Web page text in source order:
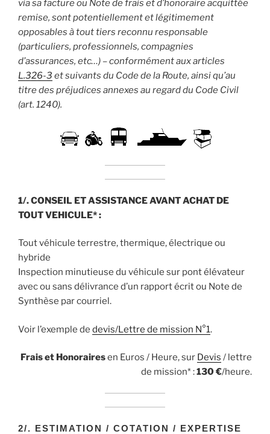
via sa facture ou Note de frais et d’honoraire acquittée
remise, sont potentiellement et légitimement
opposables à tout tiers reconnu responsable
(particuliers, professionnels, compagnies
d’assurances, etc…) – conformément aux articles
L.326-3 et suivants du Code de la Route, ainsi qu’au
titre des préjudices annexes au regard du Code Civil
(art. 1240).
1/. CONSEIL ET ASSISTANCE AVANT ACHAT DE
TOUT VEHICULE* :
Tout véhicule terrestre, thermique, électrique ou
hybride
Inspection minutieuse du véhicule sur pont élévateur
avec ou sans délivrance d’un rapport écrit ou Note de
Synthèse par courriel.
Voir l’exemple de devis/Lettre de mission N°1.
Frais et Honorairesen Euros / Heure, sur Devis / lettre
de mission* :130€/heure.
2/. ESTIMATION / COTATION / EXPERTISE